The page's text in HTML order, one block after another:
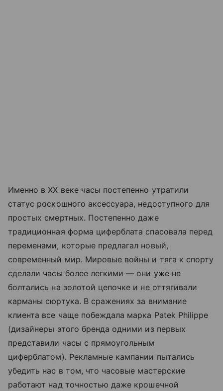
Именно в ХХ веке часы постепенно утратили
статус роскошного аксессуара, недоступного для
простых смертных. Постепенно даже
традиционная форма циферблата спасовала перед
переменами, которые предлагал новый,
современный мир. Мировые войны и тяга к спорту
сделали часы более легкими — они уже не
болтались на золотой цепочке и не оттягивали
карманы сюртука. В сражениях за внимание
клиента все чаще побеждала марка Patek Philippe
(дизайнеры этого бренда одними из первых
представили часы с прямоугольным
циферблатом). Рекламные кампании пытались
убедить нас в том, что часовые мастерские
работают над точностью даже крошечной